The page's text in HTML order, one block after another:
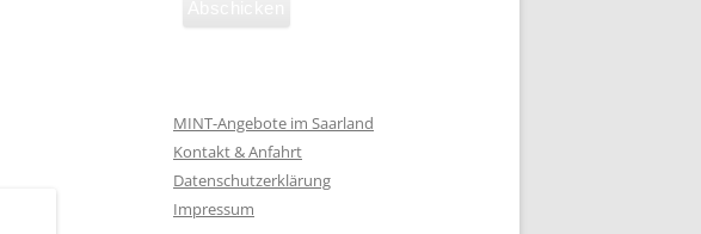
MINT-Angebote im Saarland
Kontakt & Anfahrt
Datenschutzerklärung
Impressum